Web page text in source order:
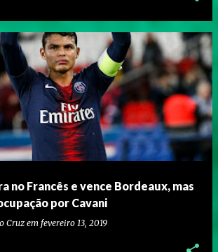
no Francês e vence Bordeaux, mas
por Cavani
Cruz em fevereiro 13, 2019